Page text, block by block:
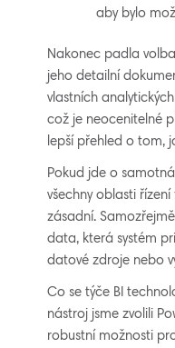
aby bylo
Nakonec padla
jeho detailní
vlastních
což je neocenitelné
lepší přehled o tom,
Pokud jde o
všechny oblasti
zásadní.
data, která systém
datové zdroje nebo
Co se týče BI
nástroj jsme zvolili
robustní možnosti